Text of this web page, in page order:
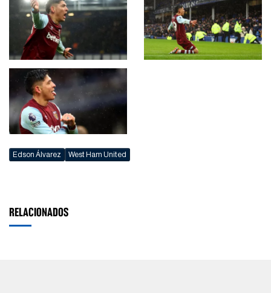
Edson Álvarez West Ham United
RELACIONADOS